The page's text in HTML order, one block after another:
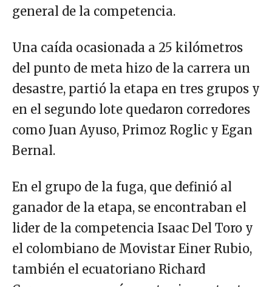
general de la competencia.
Una caída ocasionada a 25 kilómetros
del punto de meta hizo de la carrera un
desastre, partió la etapa en tres grupos y
en el segundo lote quedaron corredores
como Juan Ayuso, Primoz Roglic y Egan
Bernal.
En el grupo de la fuga, que definió al
ganador de la etapa, se encontraban el
lider de la competencia Isaac Del Toro y
el colombiano de Movistar Einer Rubio,
también el ecuatoriano Richard